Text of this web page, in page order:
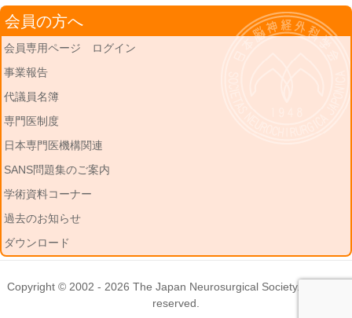
会員の方へ
会員専用ページ ログイン
事業報告
代議員名簿
専門医制度
日本専門医機構関連
SANS問題集のご案内
学術資料コーナー
過去のお知らせ
ダウンロード
Copyright © 2002 - 2026 The Japan Neurosurgical Society. All rights
reserved.